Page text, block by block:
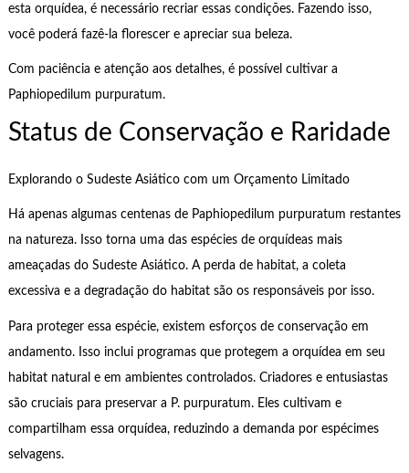
esta orquídea, é necessário recriar essas condições. Fazendo isso,
você poderá fazê-la florescer e apreciar sua beleza.
Com paciência e atenção aos detalhes, é possível cultivar a
Paphiopedilum purpuratum.
Status de Conservação e Raridade
Explorando o Sudeste Asiático com um Orçamento Limitado
Há apenas algumas centenas de Paphiopedilum purpuratum restantes
na natureza. Isso torna uma das espécies de orquídeas mais
ameaçadas do Sudeste Asiático. A perda de habitat, a coleta
excessiva e a degradação do habitat são os responsáveis por isso.
Para proteger essa espécie, existem esforços de conservação em
andamento. Isso inclui programas que protegem a orquídea em seu
habitat natural e em ambientes controlados. Criadores e entusiastas
são cruciais para preservar a P. purpuratum. Eles cultivam e
compartilham essa orquídea, reduzindo a demanda por espécimes
selvagens.